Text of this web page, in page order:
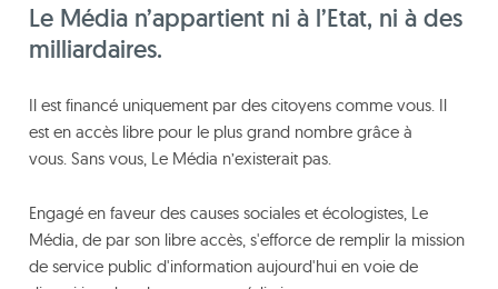
Le Média n’appartient ni à l’Etat, ni à des
milliardaires.
Il est financé uniquement par des citoyens comme vous. Il
est en accès libre pour le plus grand nombre grâce à
vous. Sans vous, Le Média n’existerait pas.
Engagé en faveur des causes sociales et écologistes, Le
Média, de par son libre accès, s'efforce de remplir la mission
de service public d'information aujourd'hui en voie de